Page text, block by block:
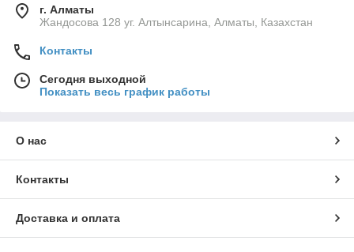
г. Алматы
Жандосова 128 уг. Алтынсарина, Алматы, Казахстан
Контакты
Сегодня выходной
Показать весь график работы
О нас
Контакты
Доставка и оплата